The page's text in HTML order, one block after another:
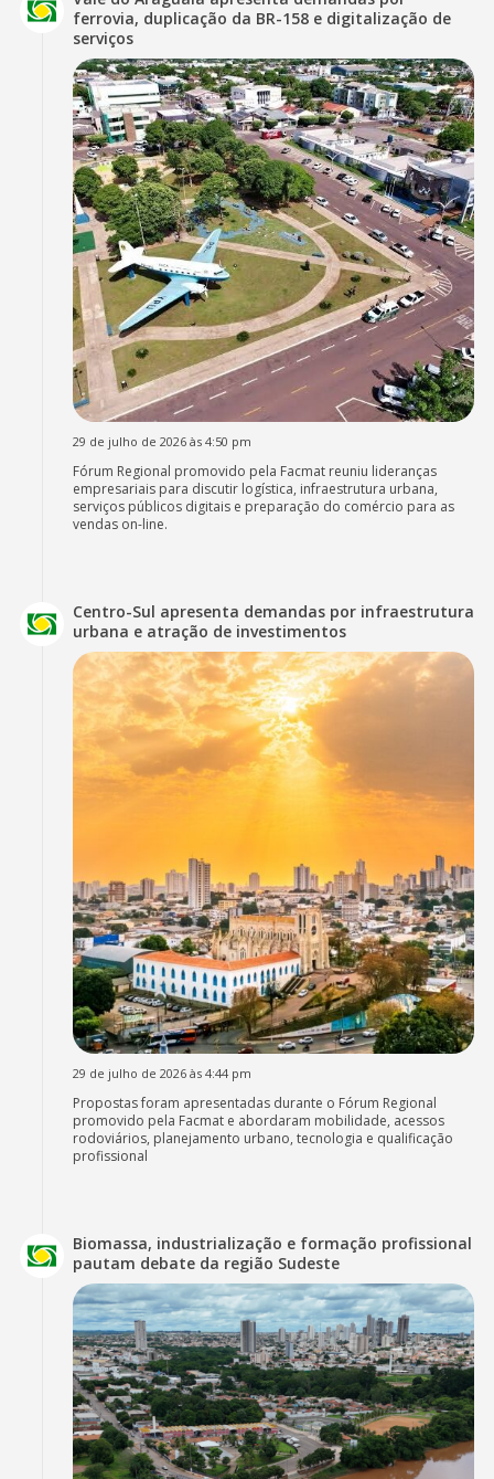
ferrovia, duplicação da BR-158 e digitalização de
serviços
29 de julho de 2026 às 4:50 pm
Fórum Regional promovido pela Facmat reuniu lideranças
empresariais para discutir logística, infraestrutura urbana,
serviços públicos digitais e preparação do comércio para as
vendas on-line.
Centro-Sul apresenta demandas por infraestrutura
urbana e atração de investimentos
29 de julho de 2026 às 4:44 pm
Propostas foram apresentadas durante o Fórum Regional
promovido pela Facmat e abordaram mobilidade, acessos
rodoviários, planejamento urbano, tecnologia e qualificação
profissional
Biomassa, industrialização e formação profissional
pautam debate da região Sudeste